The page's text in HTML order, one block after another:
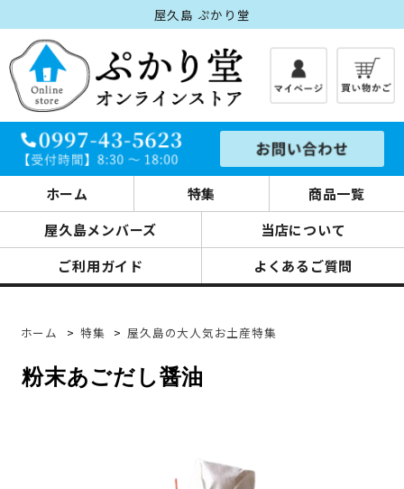
屋久島 ぷかり堂
ホーム 特集
商品一覧
屋久島メンバーズ
当店について
ご利用ガイド
よくあるご質問
ホーム > 特集 > 屋久島の大人気お土産特集
粉末あごだし醤油